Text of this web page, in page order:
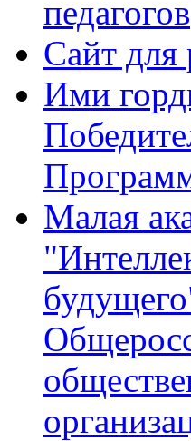
педагогов
Сайт для
Ими
Малая